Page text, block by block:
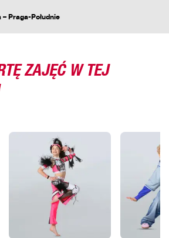
Praga-Południe
ZAJĘĆ W TEJ